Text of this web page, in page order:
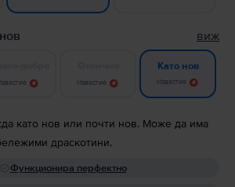
виж
Известие
Като нов
Известие
като нов или почти нов. Може да има
драскотини.
Функционира перфектно